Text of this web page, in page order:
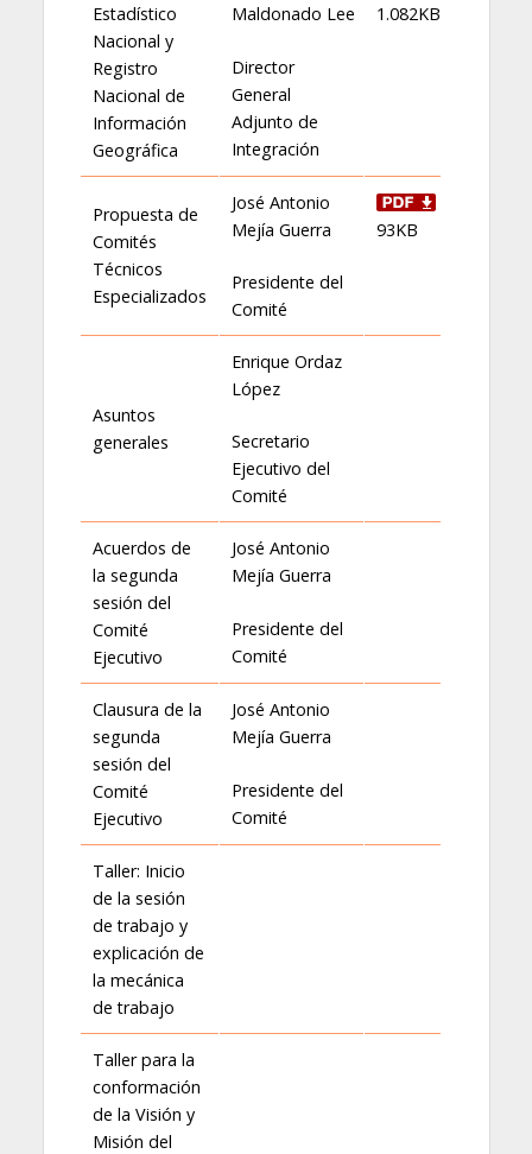
Estadístico
Nacional y
Registro
Nacional de
Información
Geográfica
Maldonado Lee 1.082KB
Director
General
Adjunto de
Integración
Propuesta de
Comités
Técnicos
Especializados
José Antonio
Mejía Guerra
93KB
Presidente del
Comité
Asuntos
generales
Enrique Ordaz
López
Secretario
Ejecutivo del
Comité
Acuerdos de
la segunda
sesión del
Comité
Ejecutivo
José Antonio
Mejía Guerra
Presidente del
Comité
Clausura de la
segunda
sesión del
Comité
Ejecutivo
José Antonio
Mejía Guerra
Presidente del
Comité
Taller: Inicio
de la sesión
de trabajo y
explicación de
la mecánica
de trabajo
Taller para la
conformación
de la Visión y
Misión del